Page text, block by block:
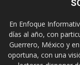
En Enfoque
días al año, con
Guerrero, México y
oportuna, con una